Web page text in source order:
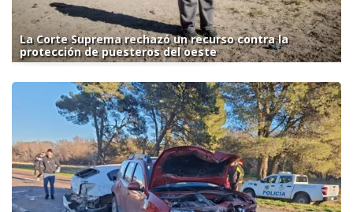
La Corte Suprema rechazó un recurso contra la
protección de puesteros del oeste